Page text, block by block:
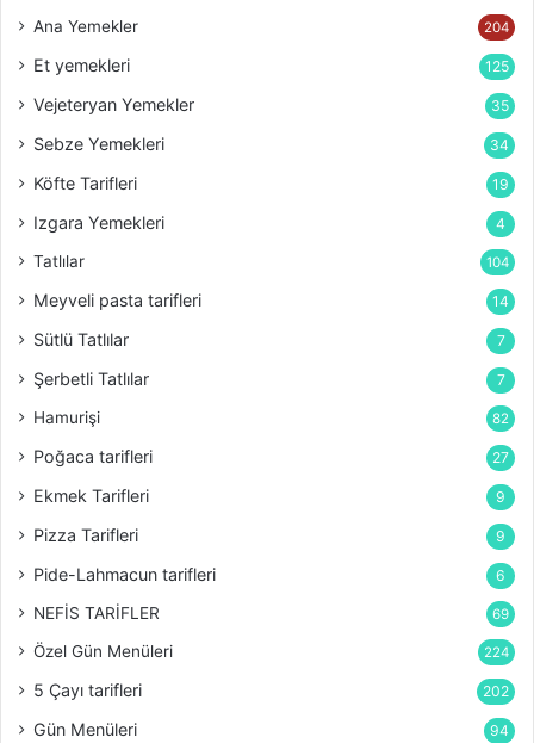
Ana Yemekler 204
Et yemekleri 125
Vejeteryan Yemekler 35
Sebze Yemekleri 34
Köfte Tarifleri 19
Izgara Yemekleri 4
Tatlılar 104
Meyveli pasta tarifleri 14
Sütlü Tatlılar 7
Şerbetli Tatlılar 7
Hamurişi 82
Poğaca tarifleri 27
Ekmek Tarifleri 9
Pizza Tarifleri 9
Pide-Lahmacun tarifleri 6
NEFİS TARİFLER 69
Özel Gün Menüleri 224
5 Çayı tarifleri 202
Gün Menüleri 94